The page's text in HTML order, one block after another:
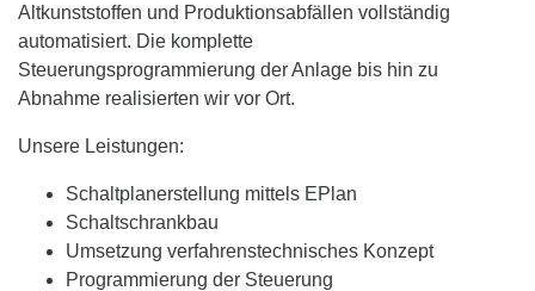
Altkunststoffen und Produktionsabfällen vollständig
automatisiert. Die komplette
Steuerungsprogrammierung der Anlage bis hin zu
Abnahme realisierten wir vor Ort.
Unsere Leistungen:
Schaltplanerstellung mittels EPlan
Schaltschrankbau
Umsetzung verfahrenstechnisches Konzept
Programmierung der Steuerung